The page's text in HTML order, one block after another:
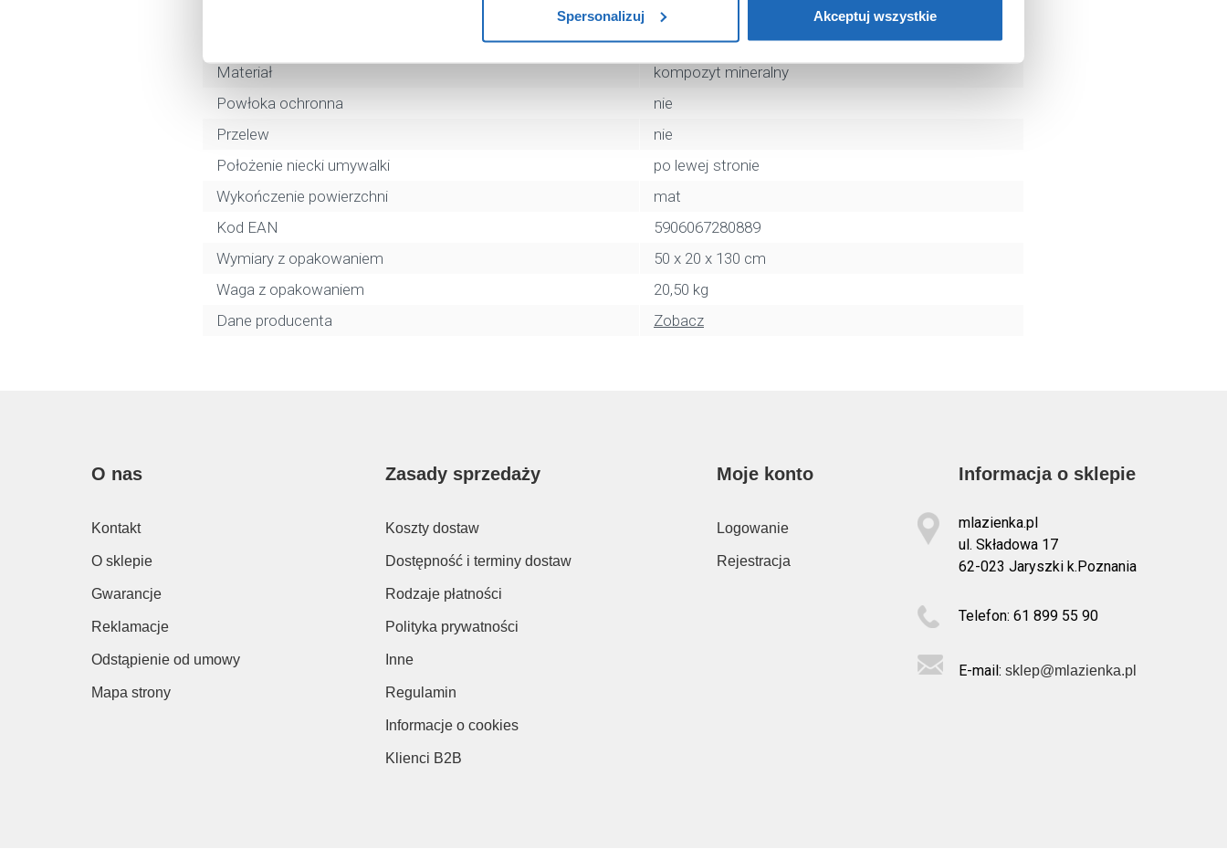
Spersonalizuj
Akceptuj wszystkie
nie
biały
Materiał
kompozyt mineralny
Powłoka ochronna
nie
Przelew
nie
Położenie niecki umywalki
po lewej stronie
Wykończenie powierzchni
mat
Kod EAN
5906067280889
Wymiary z opakowaniem
50 x 20 x 130 cm
Waga z opakowaniem
20,50 kg
Dane producenta
Zobacz
O nas
Kontakt
O sklepie
Gwarancje
Reklamacje
Odstąpienie od umowy
Mapa strony
Zasady sprzedaży
Koszty dostaw
Dostępność i terminy dostaw
Rodzaje płatności
Polityka prywatności
Inne
Regulamin
Informacje o cookies
Klienci B2B
Moje konto
Logowanie
Rejestracja
Informacja o sklepie
mlazienka.pl
ul. Składowa 17
62-023 Jaryszki k.Poznania
Telefon: 61 899 55 90
E-mail: sklep@mlazienka.pl